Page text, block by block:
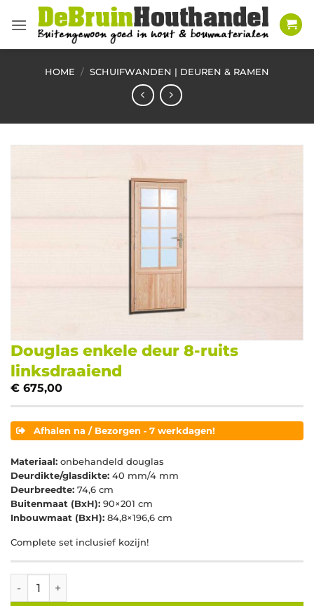
naar
HOME / SCHUIFWANDEN | DEUREN & RAMEN
Douglas enkele deur 8-ruits
linksdraaiend
€ 675,00
Afhalen na / Bezorgen ‐ 7 werkdagen!
Materiaal: onbehandeld douglas
Deurdikte/glasdikte: 40 mm/4 mm
Deurbreedte: 74,6 cm
Buitenmaat (BxH): 90×201 cm
Inbouwmaat (BxH): 84,8×196,6 cm
Complete set inclusief kozijn!
Douglas enkele deur 8-ruits linksdraaiend aantal